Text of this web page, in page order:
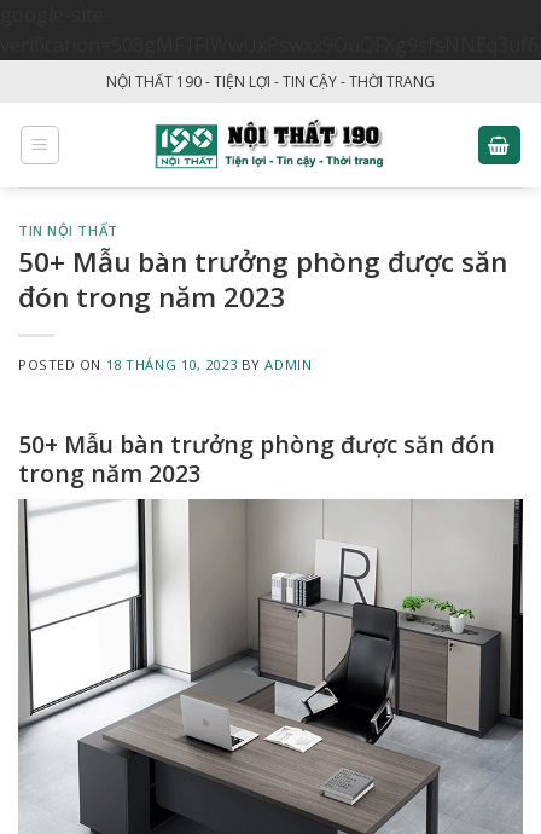
content
NỘI THẤT 190 - TIỆN LỢI - TIN CẬY - THỜI TRANG
TIN NỘI THẤT
50+ Mẫu bàn trưởng phòng được săn
đón trong năm 2023
POSTED ON 18 THÁNG 10, 2023 BYADMIN
50+ Mẫu bàn trưởng phòng được săn đón
trong năm 2023